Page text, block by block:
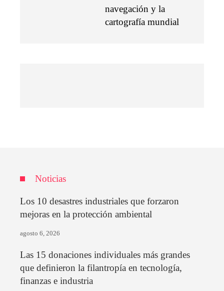
navegación y la
cartografía mundial
Noticias
Los 10 desastres industriales que forzaron
mejoras en la protección ambiental
agosto 6, 2026
Las 15 donaciones individuales más grandes
que definieron la filantropía en tecnología,
finanzas e industria